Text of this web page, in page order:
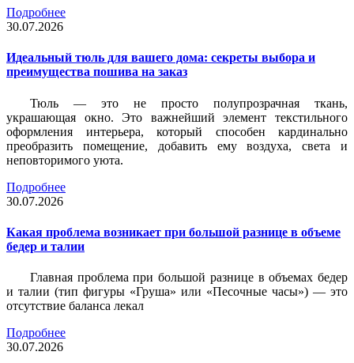
Подробнее
30.07.2026
Идеальный тюль для вашего дома: секреты выбора и
преимущества пошива на заказ
Тюль — это не просто полупрозрачная ткань,
украшающая окно. Это важнейший элемент текстильного
оформления интерьера, который способен кардинально
преобразить помещение, добавить ему воздуха, света и
неповторимого уюта.
Подробнее
30.07.2026
Какая проблема возникает при большой разнице в объеме
бедер и талии
Главная проблема при большой разнице в объемах бедер
и талии (тип фигуры «Груша» или «Песочные часы») — это
отсутствие баланса лекал
Подробнее
30.07.2026